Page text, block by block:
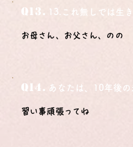
Q13. 13.これ無しでは生
お母さん、お父さん、のの
Q14. あなたは、10年後
習い事頑張ってね